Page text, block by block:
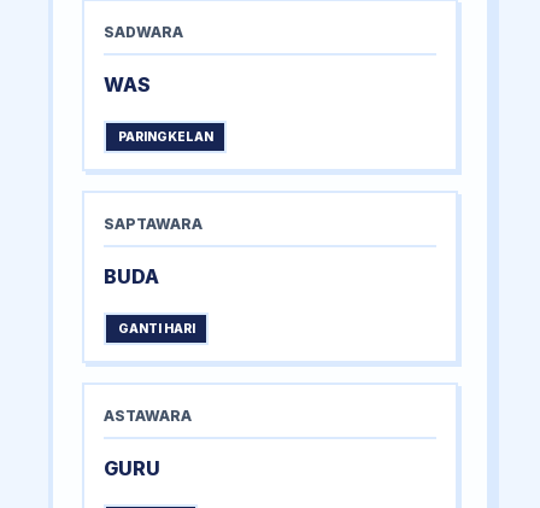
SADWARA
WAS
PARINGKELAN
SAPTAWARA
BUDA
GANTI HARI
ASTAWARA
GURU